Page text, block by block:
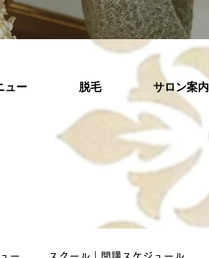
ュー 脱毛 サロン案内